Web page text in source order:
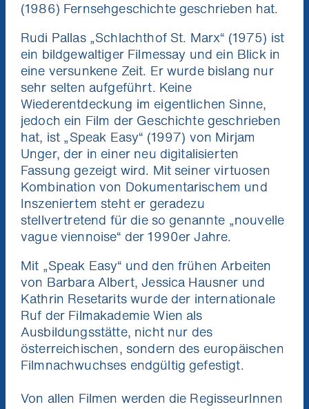
(1986) Fernsehgeschichte geschrieben hat.
Rudi Pallas „Schlachthof St. Marx“ (1975) ist
ein bildgewaltiger Filmessay und ein Blick in
eine versunkene Zeit. Er wurde bislang nur
sehr selten aufgeführt. Keine
Wiederentdeckung im eigentlichen Sinne,
jedoch ein Film der Geschichte geschrieben
hat, ist „Speak Easy“ (1997) von Mirjam
Unger, der in einer neu digitalisierten
Fassung gezeigt wird. Mit seiner virtuosen
Kombination von Dokumentarischem und
Inszeniertem steht er geradezu
stellvertretend für die so genannte „nouvelle
vague viennoise“ der 1990er Jahre.
Mit „Speak Easy“ und den frühen Arbeiten
von Barbara Albert, Jessica Hausner und
Kathrin Resetarits wurde der internationale
Ruf der Filmakademie Wien als
Ausbildungsstätte, nicht nur des
österreichischen, sondern des europäischen
Filmnachwuchses endgültig gefestigt.
Von allen Filmen werden die RegisseurInnen